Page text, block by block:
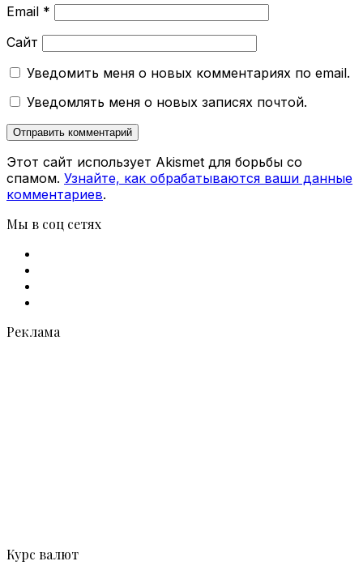
Email *
Сайт
Уведомить меня о новых комментариях по email.
Уведомлять меня о новых записях почтой.
Этот сайт использует Akismet для борьбы со
спамом. Узнайте, как обрабатываются ваши данные
комментариев.
Мы в соц сетях
Реклама
Курс валют